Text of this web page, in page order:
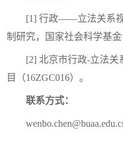
[1] 行政——立法关系
制研究，国家社会科学基金
[2] 北京市行政-立法关
目（16ZGC016）。
联系方式：